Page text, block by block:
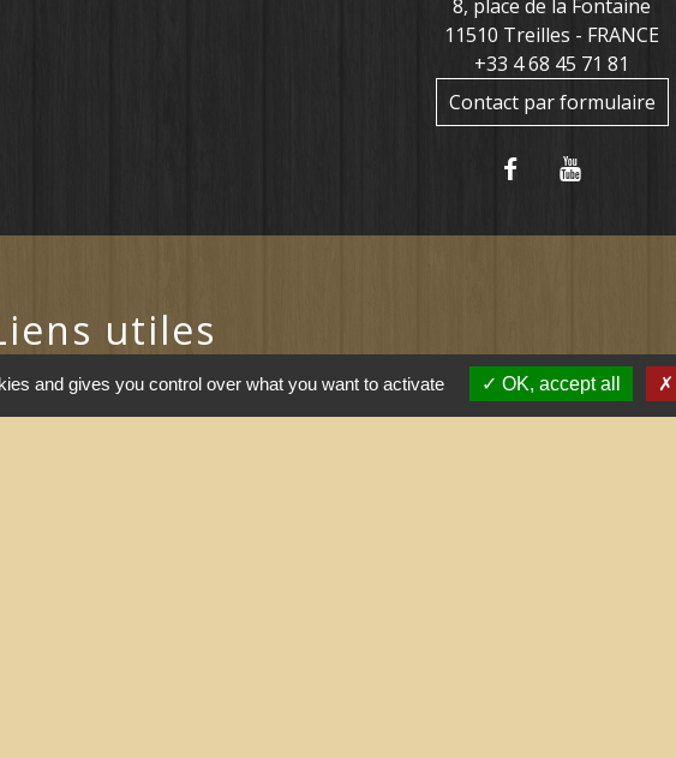
8, place de la Fontaine
11510 Treilles - FRANCE
+33 4 68 45 71 81
Contact par formulaire
utiles
du gouvernement
and gives you control over what you want to activate OK, accept all